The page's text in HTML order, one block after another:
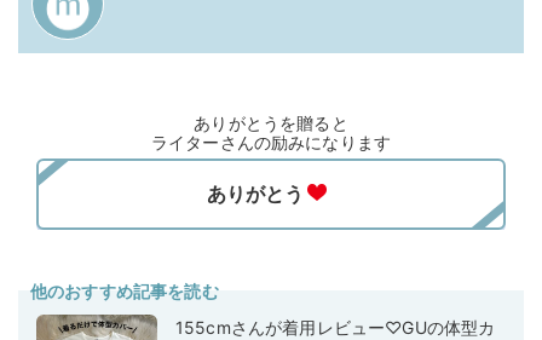
ありがとうを贈ると
ライターさんの励みになります
他のおすすめ記事を読む
155cmさんが着用レビュー♡GUの体型カ